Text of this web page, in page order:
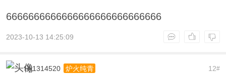
6666666666666666666666666666
2023-10-13 14:25:09
12#
Hjj1314520 炉火纯青